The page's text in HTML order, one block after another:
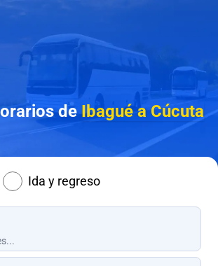
deIbagué a Cúcuta
Ida y regreso